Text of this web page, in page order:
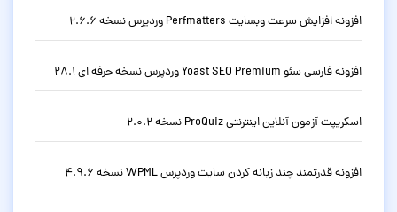
افزونه افزایش سرعت وبسایت Perfmatters وردپرس نسخه 2.6.6
افزونه فارسی سئو Yoast SEO Premium وردپرس نسخه حرفه ای 28.1
اسکریپت آزمون آنلاین اینترنتی ProQuiz نسخه 2.0.2
افزونه قدرتمند چند زبانه کردن سایت وردپرس WPML نسخه 4.9.6